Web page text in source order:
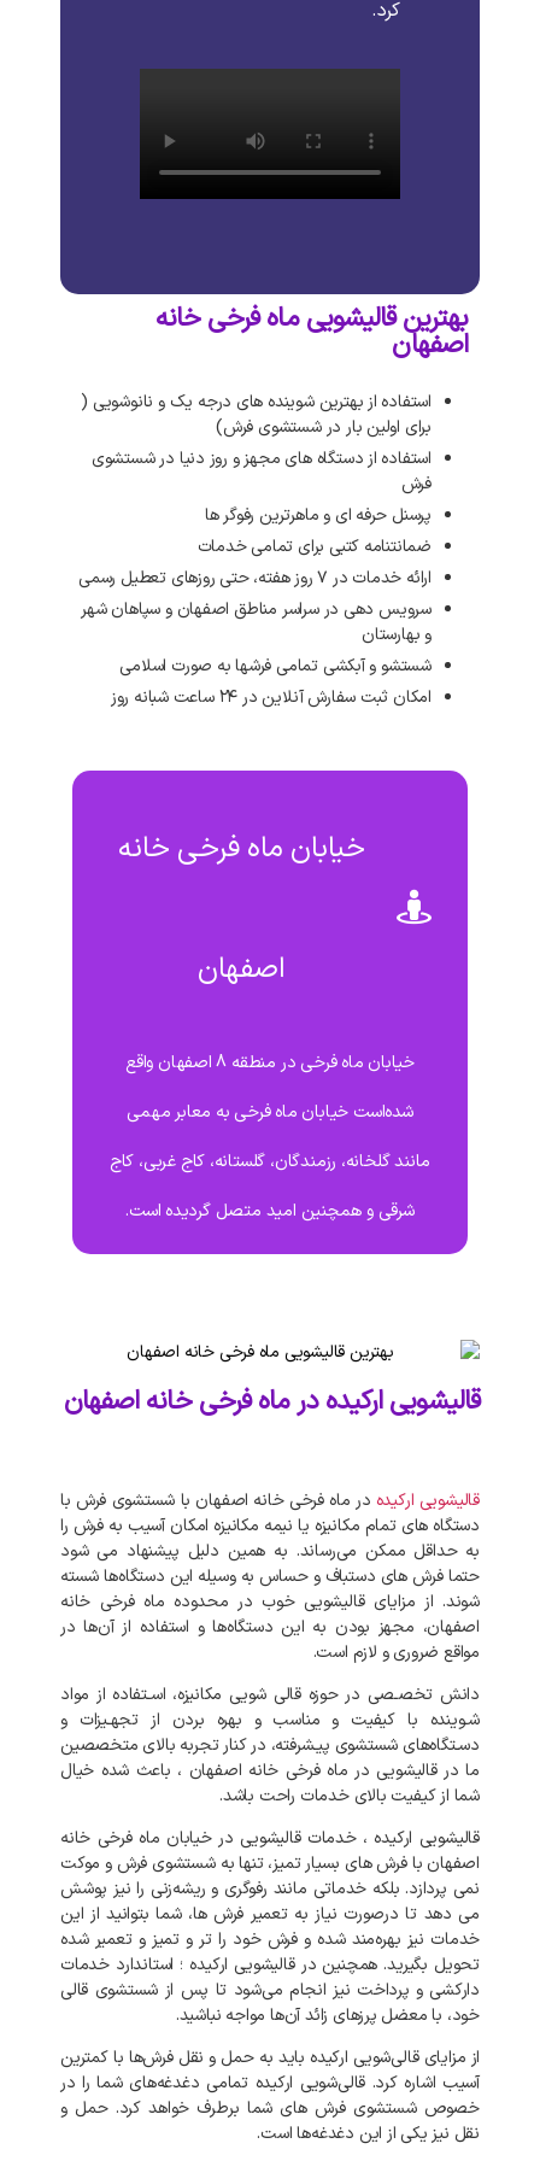
کرد.
بهترین قالیشویی ماه فرخی خانه
اصفهان
استفاده از بهترین شوینده های درجه یک و نانوشویی (
برای اولین بار در شستشوی فرش)
استفاده از دستگاه های مجهز و روز دنیا در شستشوی
فرش
پرسنل حرفه ای و ماهرترین رفوگر ها
ضمانتنامه کتبی برای تمامی خدمات
ارائه خدمات در ۷ روز هفته، حتی روزهای تعطیل رسمی
سرویس دهی در سراسر مناطق اصفهان و سپاهان شهر
و بهارستان
شستشو و آبکشی تمامی فرشها به صورت اسلامی
امکان ثبت سفارش آنلاین در ۲۴ ساعت شبانه روز
خیابان ماه فرخی خانه
اصفهان
خیابان ماه فرخی در منطقه 8 اصفهان واقع
شده‌است خیابان ماه فرخی به معابر مهمی
مانند گلخانه، رزمندگان، گلستانه، کاج غربی، کاج
شرقی و همچنین امید متصل گردیده است.
قالیشویی ارکیده در ماه فرخی خانه اصفهان
قالیشویی ارکیده در ماه فرخی خانه اصفهان با شستشوی فرش با
دستگاه‌ های تمام مکانیزه یا نیمه مکانیزه امکان آسیب به فرش را
به حداقل ممکن می‌رساند. به‌ همین دلیل پیشنهاد می‌ شود
حتما فرش‌ های دستباف و حساس به وسیله این دستگاه‌ها شسته
شوند. از مزایای قالیشویی خوب در محدوده ماه فرخی خانه
اصفهان، مجهز بودن به این دستگاه‌ها و استفاده از آن‌ها در
مواقع ضروری و لازم است.
دانش تخصـصی در حوزه قالی شویی مکانیزه، اسـتفاده از مواد
شـوینده با کیفیت و مناسب و بهره بردن از تجهـیزات و
دسـتگاه‌های شستشوی پیـشرفته، در کنار تجربه بالای متخصصین
ما در قالیشویی در ماه فرخی خانه اصفهان ، باعث شده خیال
شما از کیفیت بالای خدمات راحت باشد.
قالیشویی ارکیده ، خدمات قالیشویی در خیابان ماه فرخی خانه
اصفهان بافرش های بسیار تمیز، تنها به شستشوی فرش و موکت
نمی‌ پردازد. بلکه خدماتی مانند رفوگری و ریشه‌زنی را نیز پوشش
می‌ دهد تا درصورت نیاز به تعمیر فرش‌ ها، شما بتوانید از این
خدمات نیز بهره‌مند شده و فرش خود را تر و تمیز و تعمیر شده
تحویل بگیرید. همچنین در قالیشویی ارکیده ؛ استاندارد خدمات
دارکشی و پرداخت نیز انجام می‌شود تا پس از شستشوی قالی
خود، با معضل پرزهای زائدآن‌ها مواجه نباشید.
از مزایای قالی‌شویی ارکیده باید به حمل و نقل فرش‌ها با کمترین
آسیب اشاره کرد. قالی‌شویی ارکیده تمامی دغدغه‌های شما را در
خصوص شستشوی فرش‌ های شما برطرف خواهد کرد.حمل و
نقل نیز یکی از این دغدغه‌ها است.